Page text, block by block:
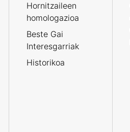
Hornitzaileen
homologazioa
Beste Gai
Interesgarriak
Historikoa